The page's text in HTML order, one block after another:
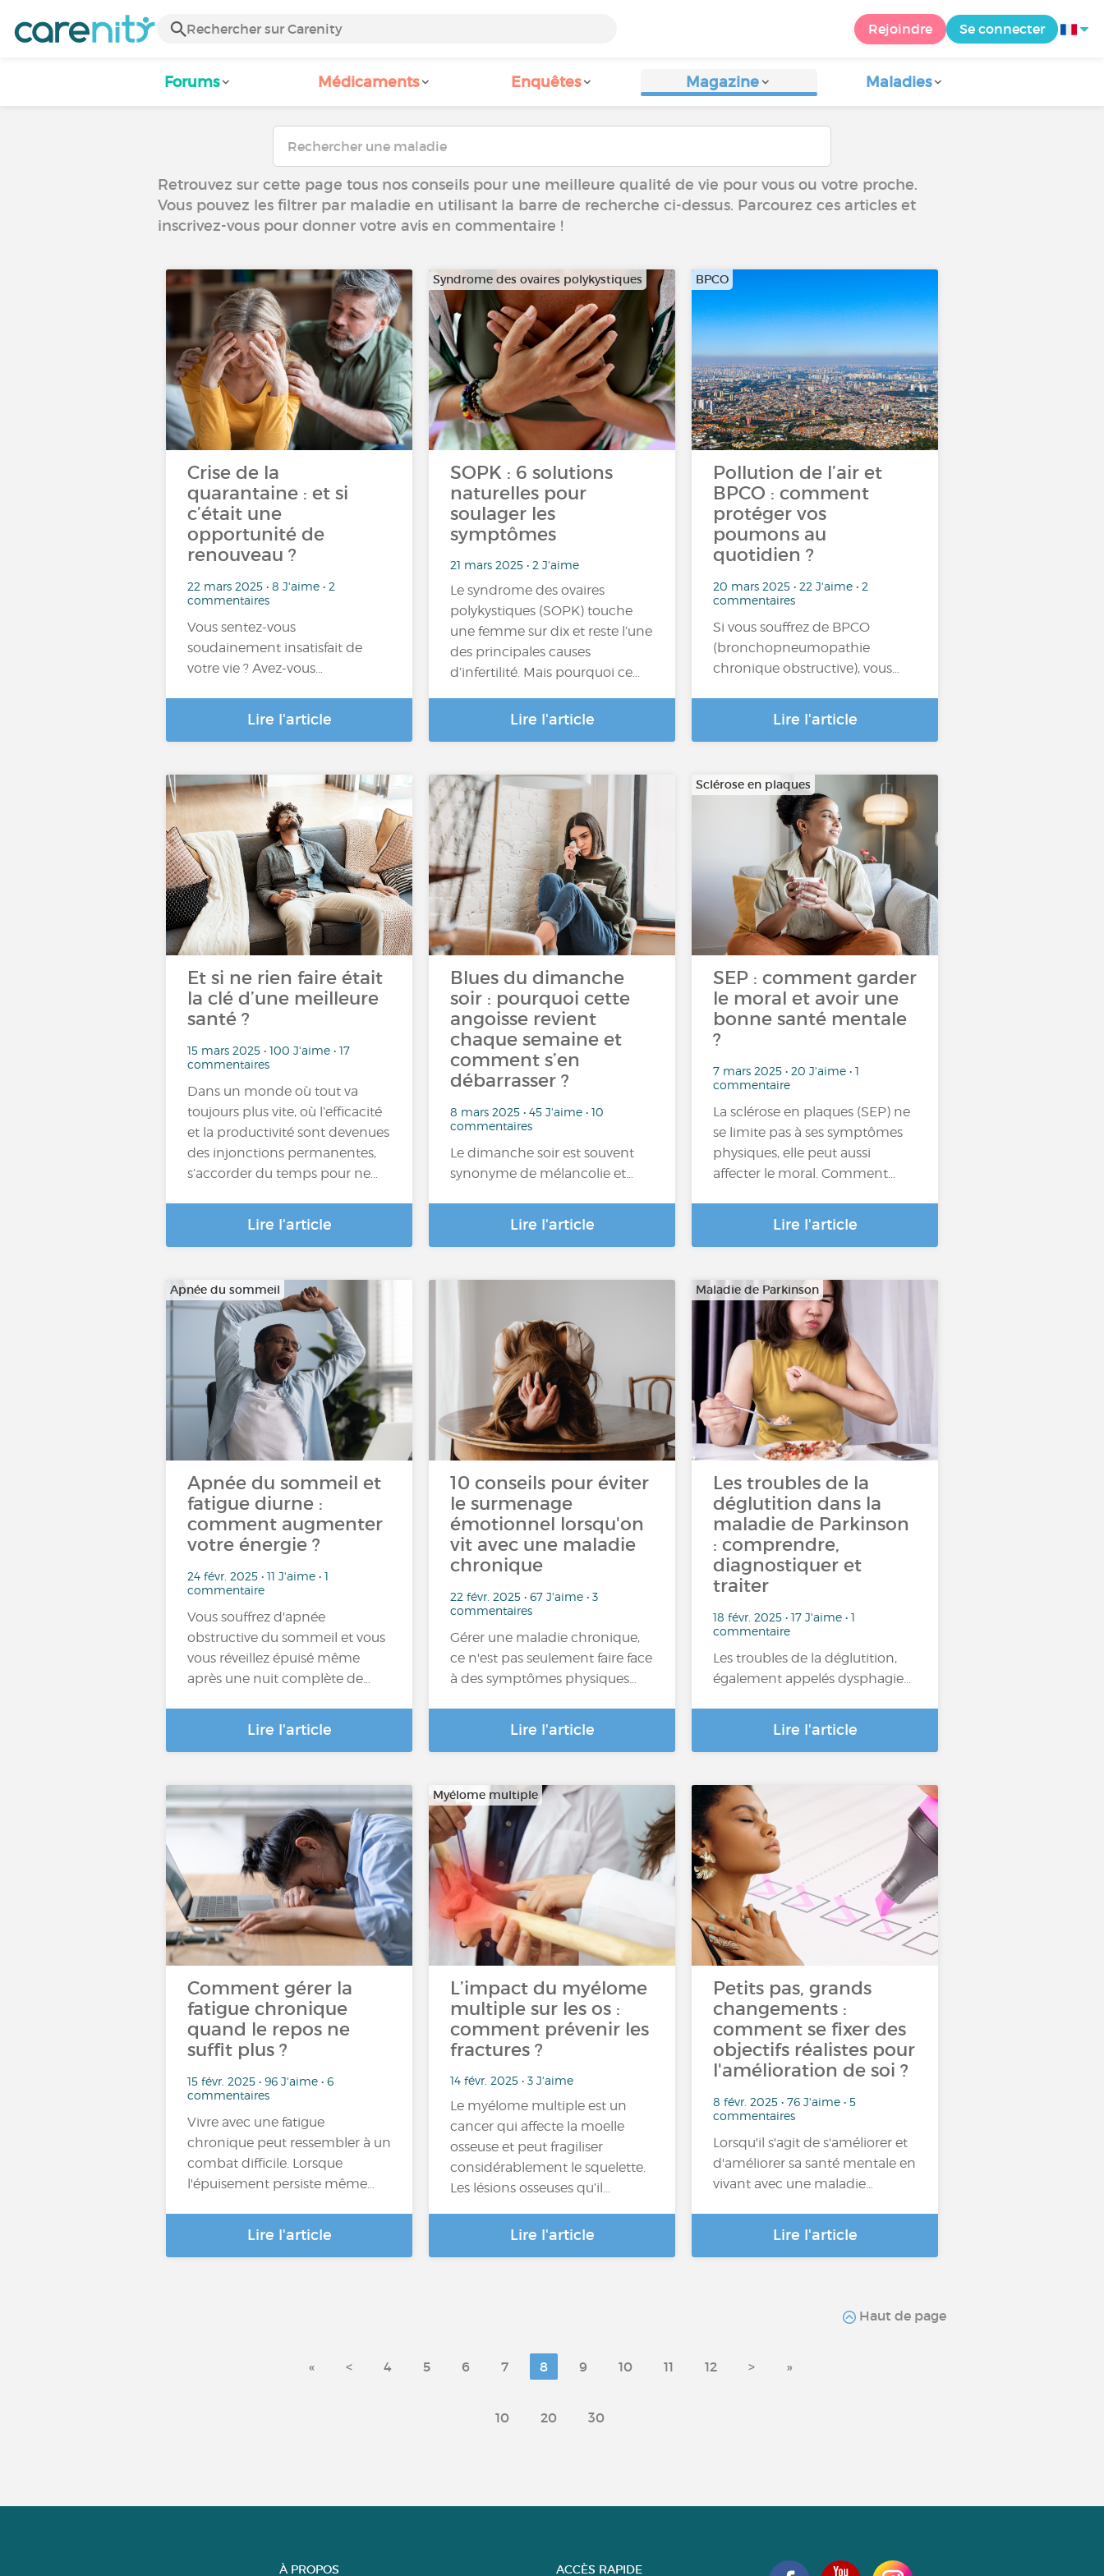
Rejoindre Se connecter
Forums Médicaments Enquêtes Magazine Maladies
Retrouvez sur cette page tous nos conseils pour une meilleure qualité de vie pour vous ou votre proche.
Vous pouvez les filtrer par maladie en utilisant la barre de recherche ci-dessus. Parcourez ces articles et
inscrivez-vous pour donner votre avis en commentaire !
Crise de la
quarantaine : et si
c’était une
opportunité de
renouveau ?
22 mars 2025 • 8 J'aime • 2
commentaires
Vous sentez-vous
soudainement insatisfait de
votre vie ? Avez-vous…
Lire l'article
Syndrome des ovaires polykystiques
SOPK : 6 solutions
naturelles pour
soulager les
symptômes
21 mars 2025 • 2 J'aime
Le syndrome des ovaires
polykystiques (SOPK) touche
une femme sur dix et reste l’une
des principales causes
d’infertilité. Mais pourquoi ce…
Lire l'article
BPCO
Pollution de l’air et
BPCO : comment
protéger vos
poumons au
quotidien ?
20 mars 2025 • 22 J'aime • 2
commentaires
Si vous souffrez de BPCO
(bronchopneumopathie
chronique obstructive), vous…
Lire l'article
Et si ne rien faire était
la clé d’une meilleure
santé ?
15 mars 2025 • 100 J'aime • 17
commentaires
Dans un monde où tout va
toujours plus vite, où l’efficacité
et la productivité sont devenues
des injonctions permanentes,
s’accorder du temps pour ne…
Lire l'article
Blues du dimanche
soir : pourquoi cette
angoisse revient
chaque semaine et
comment s’en
débarrasser ?
8 mars 2025 • 45 J'aime • 10
commentaires
Le dimanche soir est souvent
synonyme de mélancolie et…
Lire l'article
Sclérose en plaques
SEP : comment garder
le moral et avoir une
bonne santé mentale
?
7 mars 2025 • 20 J'aime • 1
commentaire
La sclérose en plaques (SEP) ne
se limite pas à ses symptômes
physiques, elle peut aussi
affecter le moral. Comment…
Lire l'article
Apnée du sommeil
Apnée du sommeil et
fatigue diurne :
comment augmenter
votre énergie ?
24 févr. 2025 • 11 J'aime • 1
commentaire
Vous souffrez d'apnée
obstructive du sommeil et vous
vous réveillez épuisé même
après une nuit complète de…
Lire l'article
10 conseils pour éviter
le surmenage
émotionnel lorsqu'on
vit avec une maladie
chronique
22 févr. 2025 • 67 J'aime • 3
commentaires
Gérer une maladie chronique,
ce n'est pas seulement faire face
à des symptômes physiques…
Lire l'article
Maladie de Parkinson
Les troubles de la
déglutition dans la
maladie de Parkinson
: comprendre,
diagnostiquer et
traiter
18 févr. 2025 • 17 J'aime • 1
commentaire
Les troubles de la déglutition,
également appelés dysphagie…
Lire l'article
Comment gérer la
fatigue chronique
quand le repos ne
suffit plus ?
15 févr. 2025 • 96 J'aime • 6
commentaires
Vivre avec une fatigue
chronique peut ressembler à un
combat difficile. Lorsque
l'épuisement persiste même…
Lire l'article
Myélome multiple
L’impact du myélome
multiple sur les os :
comment prévenir les
fractures ?
14 févr. 2025 • 3 J'aime
Le myélome multiple est un
cancer qui affecte la moelle
osseuse et peut fragiliser
considérablement le squelette.
Les lésions osseuses qu’il…
Lire l'article
Petits pas, grands
changements :
comment se fixer des
objectifs réalistes pour
l'amélioration de soi ?
8 févr. 2025 • 76 J'aime • 5
commentaires
Lorsqu'il s'agit de s'améliorer et
d'améliorer sa santé mentale en
vivant avec une maladie…
Lire l'article
Haut de page
« < 4 5 6 7 8 9 10 11 12 > »
10 20 30
À PROPOS ACCÈS RAPIDE